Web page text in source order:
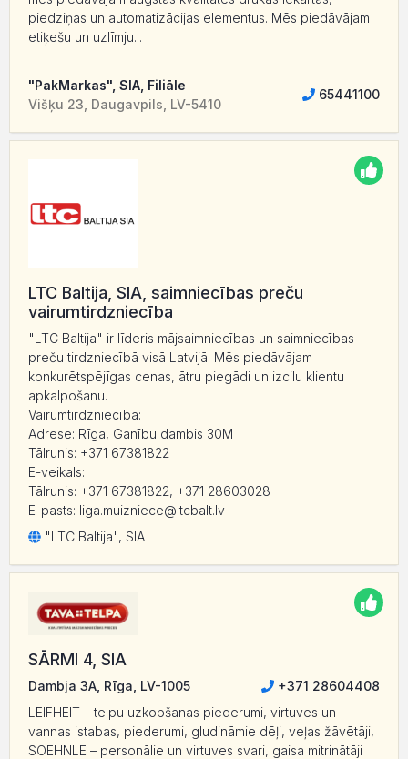
piedziņas un automatizācijas elementus. Mēs piedāvājam
etiķešu un uzlīmju...
"PakMarkas", SIA, Filiāle
Višķu 23, Daugavpils, LV-5410
65441100
LTC Baltija, SIA, saimniecības preču
vairumtirdzniecība
"LTC Baltija" ir līderis mājsaimniecības un saimniecības
preču tirdzniecībā visā Latvijā. Mēs piedāvājam
konkurētspējīgas cenas, ātru piegādi un izcilu klientu
apkalpošanu.
Vairumtirdzniecība:
Adrese: Rīga, Ganību dambis 30M
Tālrunis: +371 67381822
E-veikals:
Tālrunis: +371 67381822, +371 28603028
E-pasts: liga.muizniece@ltcbalt.lv
"LTC Baltija", SIA
SĀRMI 4, SIA
Dambja 3A, Rīga, LV-1005
+371 28604408
LEIFHEIT – telpu uzkopšanas piederumi, virtuves un
vannas istabas, piederumi, gludināmie dēļi, veļas žāvētāji,
SOEHNLE – personālie un virtuves svari, gaisa mitrinātāji